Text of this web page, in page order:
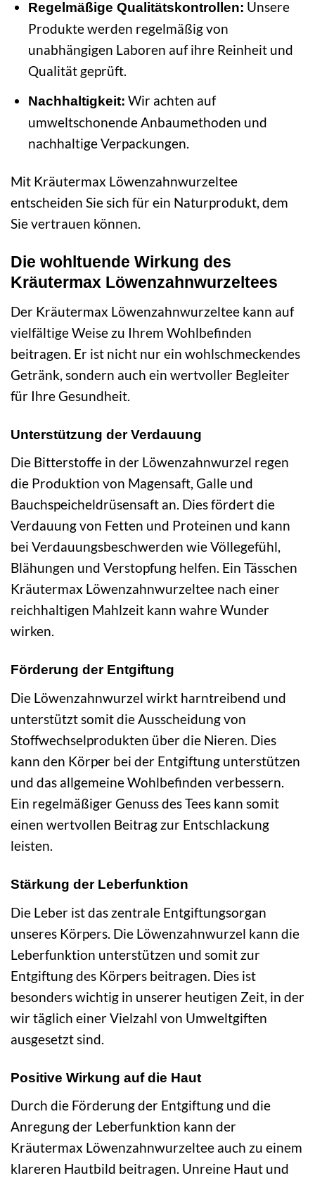
Regelmäßige Qualitätskontrollen: Unsere
Produkte werden regelmäßig von
unabhängigen Laboren auf ihre Reinheit und
Qualität geprüft.
Nachhaltigkeit: Wir achten auf
umweltschonende Anbaumethoden und
nachhaltige Verpackungen.
Mit Kräutermax Löwenzahnwurzeltee
entscheiden Sie sich für ein Naturprodukt, dem
Sie vertrauen können.
Die wohltuende Wirkung des
Kräutermax Löwenzahnwurzeltees
Der Kräutermax Löwenzahnwurzeltee kann auf
vielfältige Weise zu Ihrem Wohlbefinden
beitragen. Er ist nicht nur ein wohlschmeckendes
Getränk, sondern auch ein wertvoller Begleiter
für Ihre Gesundheit.
Unterstützung der Verdauung
Die Bitterstoffe in der Löwenzahnwurzel regen
die Produktion von Magensaft, Galle und
Bauchspeicheldrüsensaft an. Dies fördert die
Verdauung von Fetten und Proteinen und kann
bei Verdauungsbeschwerden wie Völlegefühl,
Blähungen und Verstopfung helfen. Ein Tässchen
Kräutermax Löwenzahnwurzeltee nach einer
reichhaltigen Mahlzeit kann wahre Wunder
wirken.
Förderung der Entgiftung
Die Löwenzahnwurzel wirkt harntreibend und
unterstützt somit die Ausscheidung von
Stoffwechselprodukten über die Nieren. Dies
kann den Körper bei der Entgiftung unterstützen
und das allgemeine Wohlbefinden verbessern.
Ein regelmäßiger Genuss des Tees kann somit
einen wertvollen Beitrag zur Entschlackung
leisten.
Stärkung der Leberfunktion
Die Leber ist das zentrale Entgiftungsorgan
unseres Körpers. Die Löwenzahnwurzel kann die
Leberfunktion unterstützen und somit zur
Entgiftung des Körpers beitragen. Dies ist
besonders wichtig in unserer heutigen Zeit, in der
wir täglich einer Vielzahl von Umweltgiften
ausgesetzt sind.
Positive Wirkung auf die Haut
Durch die Förderung der Entgiftung und die
Anregung der Leberfunktion kann der
Kräutermax Löwenzahnwurzeltee auch zu einem
klareren Hautbild beitragen. Unreine Haut und